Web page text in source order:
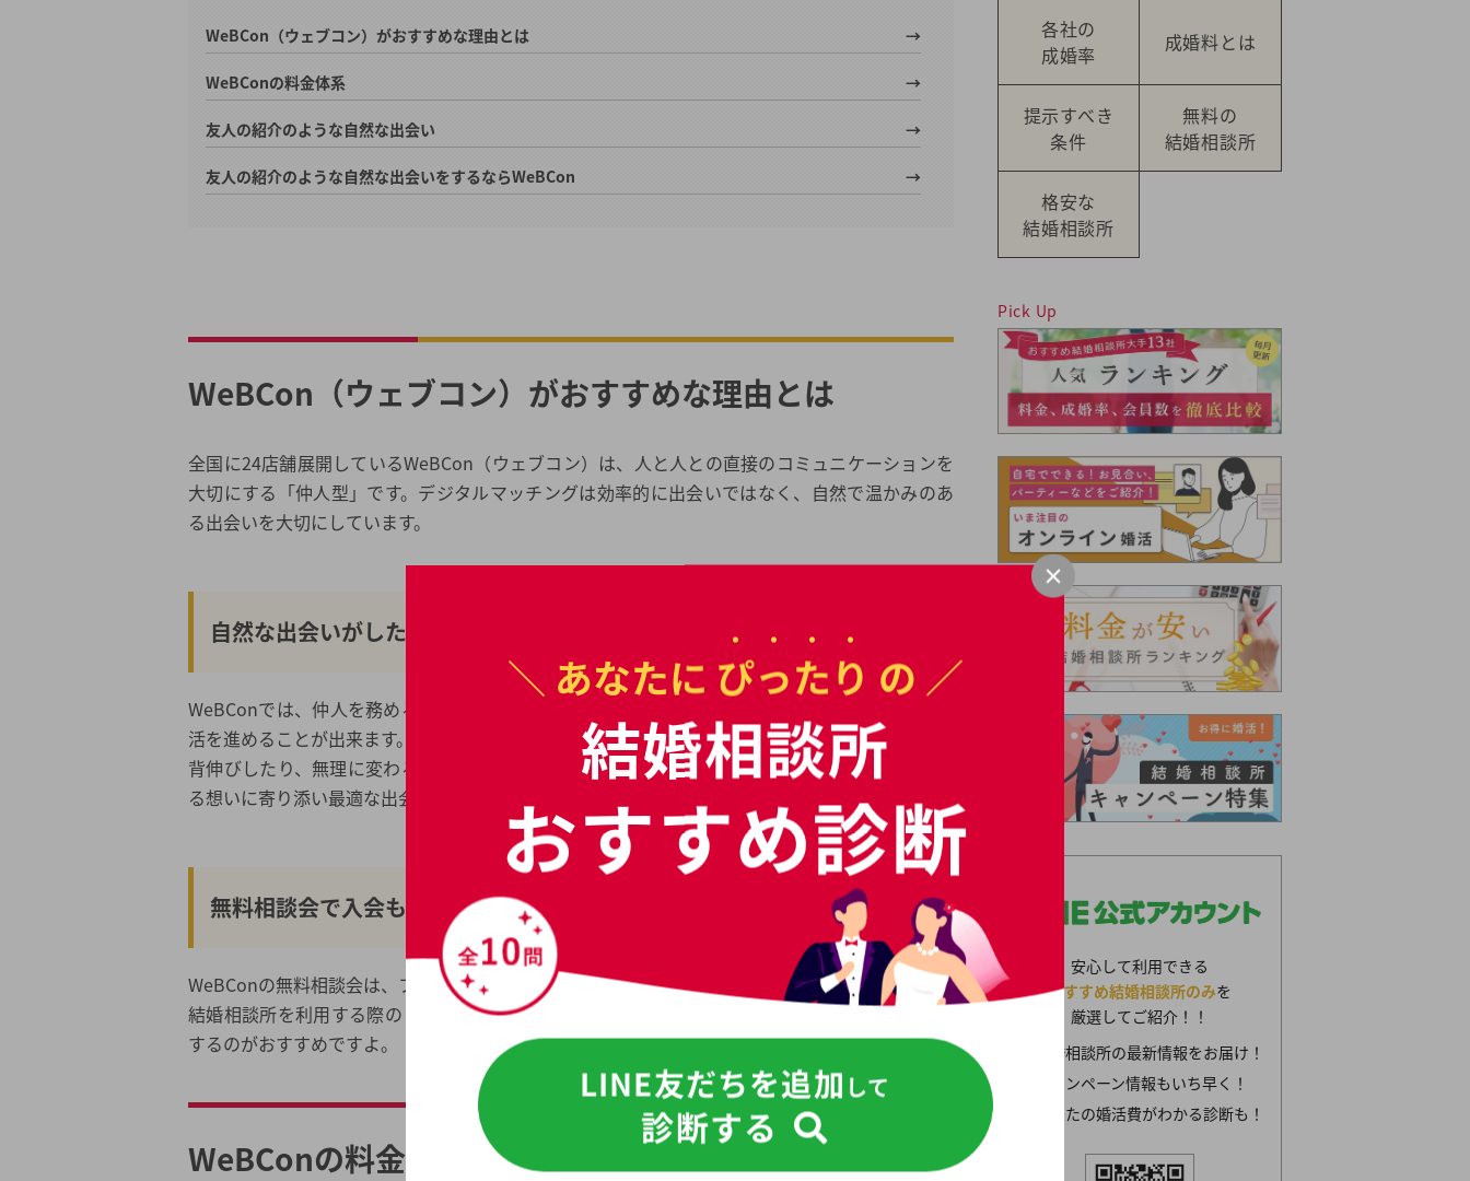
WeBCon（ウェブコン）がおすすめな理由とは
WeBConの料金体系
友人の紹介のような自然な出会い
友人の紹介のような自然な出会いをするならWeBCon
WeBCon（ウェブコン）がおすすめな理由とは
全国に24店舗展開しているWeBCon（ウェブコン）は、人と人との直接のコミュニケーションを
大切にする「仲人型」です。デジタルマッチングは効率的に出会いではなく、自然で温かみのあ
る出会いを大切にしています。
自然な出会いがしたいならWeBCon
WeBConでは、仲人を務める専任カウンセラーと一緒に、ありのままの個性や価値観を大切に婚
活を進めることが出来ます。
背伸びしたり、無理に変わろうとする必要はありません。経験豊富なカウンセラーが結婚に対す
る想いに寄り添い最適な出会いを提案してくれます。
無料相談会で入会もじっくり検討できる
WeBConの無料相談会は、フェアな視点に立ってお客様の結婚相談所選びをサポート。
結婚相談所を利用する際のリスクも知れるのは無料相談会だけです。入会前は無料相談会に参加
するのがおすすめですよ。
WeBConの料金体系
各社の
成婚率
成婚料とは
提示すべき
条件
無料の
結婚相談所
格安な
結婚相談所
Pick Up
安心して利用できる
おすすめ結婚相談所のみを
厳選してご紹介！！
結婚相談所の最新情報をお届け！
キャンペーン情報もいち早く！
あなたの婚活費がわかる診断も！
＼ あなたに ぴったり の ／
結婚相談所
おすすめ診断
LINE友だちを追加 して
診断する